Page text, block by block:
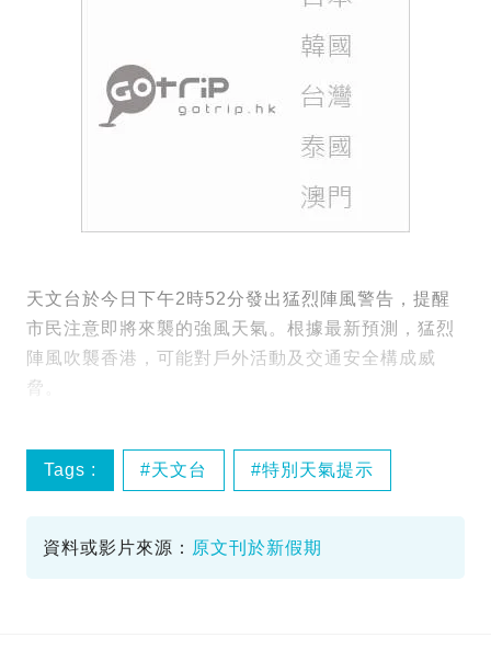
天文台於今日下午2時52分發出猛烈陣風警告，提醒
市民注意即將來襲的強風天氣。根據最新預測，猛烈
陣風吹襲香港，可能對戶外活動及交通安全構成威
脅。
Tags : 天文台 特別天氣提示
資料或影片來源： 原文刊於新假期